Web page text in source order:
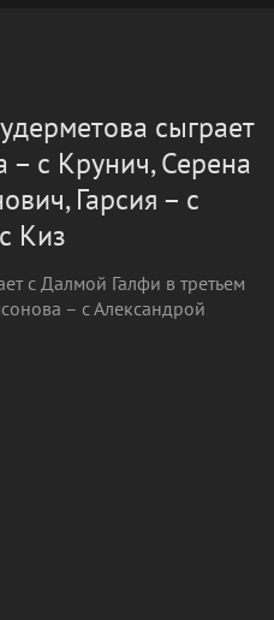
сыграет
– с Крунич, Серена
Гарсия – с
Киз
с Далмой Галфи в третьем
– с Александрой